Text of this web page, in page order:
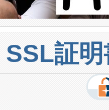
SSL証